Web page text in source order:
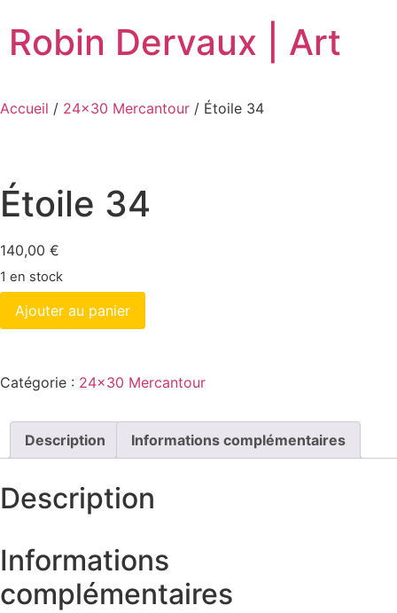
Robin Dervaux | Art
Accueil / 24x30 Mercantour / Étoile 34
Étoile 34
140,00 €
1 en stock
Ajouter au panier
Catégorie : 24x30 Mercantour
Description Informations complémentaires
Description
Informations
complémentaires